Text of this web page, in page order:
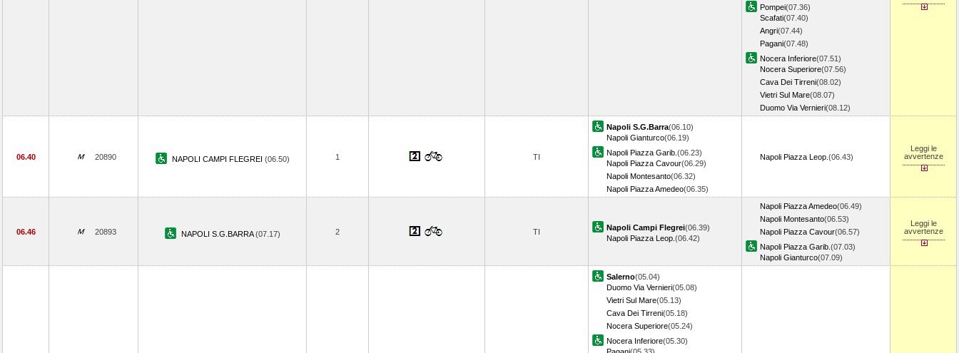
Pompei(07.36)
Scafati(07.40)
Angri(07.44)
Pagani(07.48)
Nocera Inferiore(07.51)
Nocera Superiore(07.56)
Cava Dei Tirreni(08.02)
Vietri Sul Mare(08.07)
Duomo Via Vernieri(08.12)
06.40 20890 NAPOLI CAMPI FLEGREI (06.50) 1 TI
Napoli S.G.Barra(06.10)
Napoli Gianturco(06.19)
Napoli Piazza Garib. (06.23)
Napoli Piazza Cavour(06.29)
Napoli Montesanto(06.32)
Napoli Piazza Amedeo(06.35)
Napoli Piazza Leop. (06.43)
Leggi le
avvertenze
06.46 20893 NAPOLI S.G.BARRA(07.17) 2 TI Napoli Campi Flegrei(06.39)
Napoli Piazza Leop. (06.42)
Napoli Piazza Amedeo(06.49)
Napoli Montesanto(06.53)
Napoli Piazza Cavour(06.57)
Napoli Piazza Garib. (07.03)
Napoli Gianturco(07.09)
Leggi le
avvertenze
Salerno(05.04)
Duomo Via Vernieri(05.08)
Vietri Sul Mare(05.13)
Cava Dei Tirreni(05.18)
Nocera Superiore(05.24)
Nocera Inferiore(05.30)